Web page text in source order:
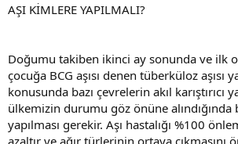
AŞI KİMLERE YAPILMALI?
Doğumu takiben ikinci ay sonunda ve ilk
çocuğa BCG aşısı denen tüberküloz aşısı
konusunda bazı çevrelerin akıl karıştırıcı
ülkemizin durumu göz önüne alındığında
yapılması gerekir. Aşı hastalığı %100
azaltır ve ağır türlerinin ortaya çıkmasını